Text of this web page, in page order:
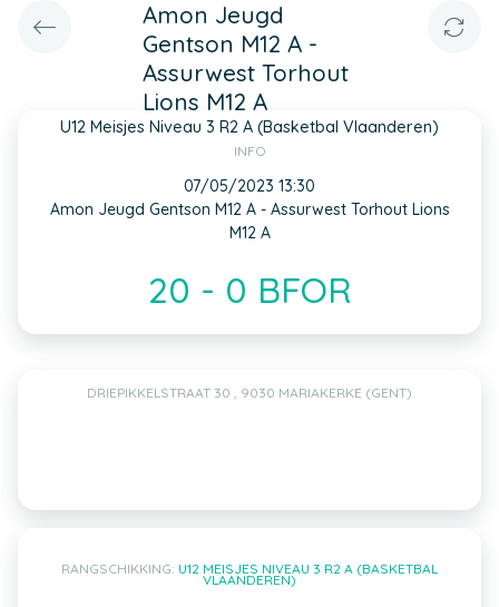
Amon Jeugd
Gentson M12 A -
Assurwest Torhout
Lions M12 A
U12 Meisjes Niveau 3 R2 A (Basketbal Vlaanderen)
INFO
07/05/2023 13:30
Amon Jeugd Gentson M12 A - Assurwest Torhout Lions
M12 A
20 - 0 BFOR
DRIEPIKKELSTRAAT 30 , 9030 MARIAKERKE (GENT)
RANGSCHIKKING: U12 MEISJES NIVEAU 3 R2 A (BASKETBAL
VLAANDEREN)